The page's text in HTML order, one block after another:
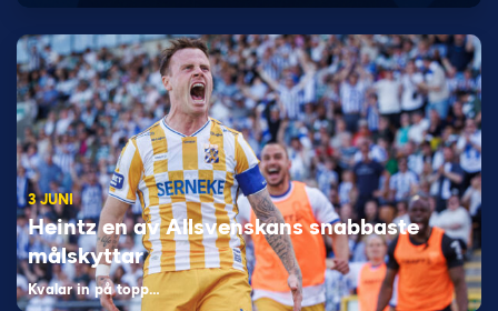
3 JUNI
Heintz en av Allsvenskans snabbaste
målskyttar
Kvalar in på topp…